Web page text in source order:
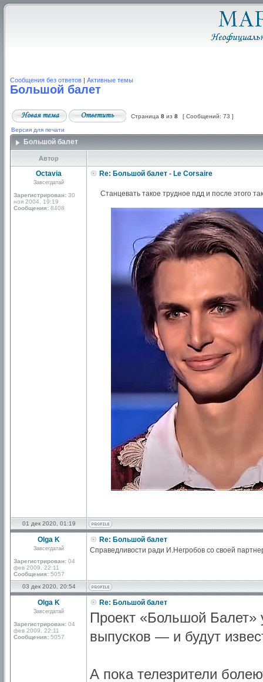
Сообщения без ответов | Активные темы
Большой балет
Страница 8 из 8 [ Сообщений: 73 ]
Версия для печати
Большой балет
Автор
Octavia
Завсегдатай
Зарегистрирован: 30
ноя 2004, 19:19
Сообщения: 8408
Re: Большой балет - Le Corsaire
Станцевать такое трудное пдд и после этого
01 дек 2020, 01:19
Olga K
Завсегдатай
Зарегистрирован: 04
фев 2009, 22:11
Сообщения: 5057
Re: Большой балет
Справедливости ради И.Негробов со своей
03 дек 2020, 20:54
Olga K
Завсегдатай
Зарегистрирован: 04
фев 2009, 22:11
Сообщения: 5057
Re: Большой балет
Проект «Большой Балет»
выпусков — и будут
А пока телезрители